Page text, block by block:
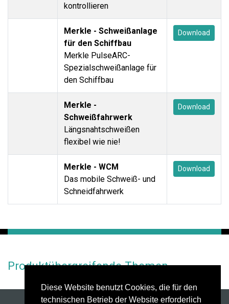
Diese Website benutzt Cookies, die für den
technischen Betrieb der Website erforderlich
kontrollieren
Merkle - Schweißanlage
für den Schiffbau
Merkle PulseARC-
Spezialschweißanlage für
den Schiffbau
Download
Merkle -
Schweißfahrwerk
Längsnahtschweißen
flexibel wie nie!
Download
Merkle - WCM
Das mobile Schweiß- und
Schneidfahrwerk
Download
Produktübergreifende Themen